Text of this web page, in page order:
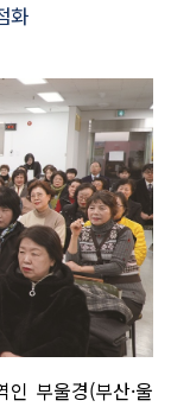
화
부울경(부산·울